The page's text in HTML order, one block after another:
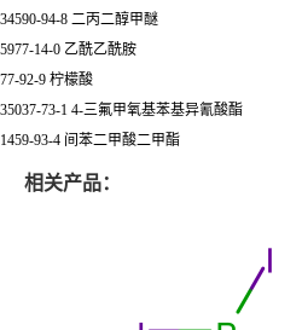
34590-94-8 二丙二醇甲醚
5977-14-0 乙酰乙酰胺
77-92-9 柠檬酸
35037-73-1 4-三氟甲氧基苯基异氰酸酯
1459-93-4 间苯二甲酸二甲酯
相关产品：